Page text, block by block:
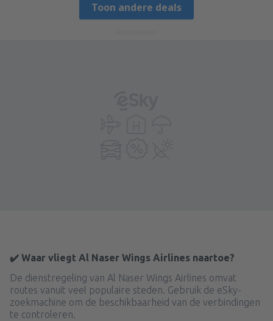
Toon andere deals
✔️ Waar vliegt Al Naser Wings Airlines naartoe?
De dienstregeling van Al Naser Wings Airlines omvat
routes vanuit veel populaire steden. Gebruik de eSky-
zoekmachine om de beschikbaarheid van de verbindingen
te controleren.